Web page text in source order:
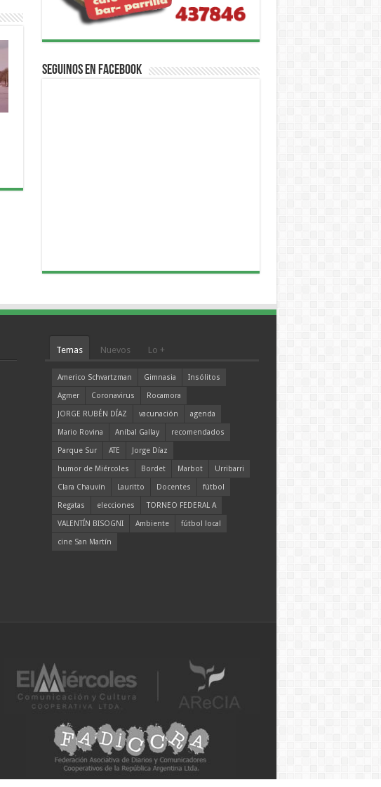
Seguinos en Facebook
Temas Nuevos Lo +
Americo Schvartzman Gimnasia
Insólitos
Agmer
Coronavirus
Rocamora
JORGE RUBÉN DÍAZ
vacunación
agenda
Mario Rovina
Aníbal Gallay
recomendados
Parque Sur
ATE
Jorge Díaz
humor de Miércoles
Bordet Marbot
Urribarri
Clara Chauvín
Lauritto Docentes
fútbol
Regatas
elecciones
TORNEO FEDERAL A
VALENTÍN BISOGNI
Ambiente
fútbol local
cine San Martín